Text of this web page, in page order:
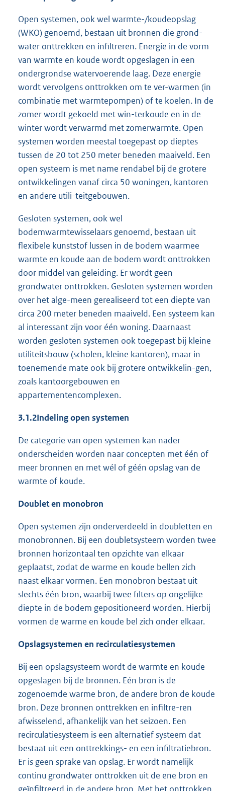
Open systemen, ook wel warmte-/koudeopslag
(WKO) genoemd, bestaan uit bronnen die grond-
water onttrekken en infiltreren. Energie in de vorm
van warmte en koude wordt opgeslagen in een
ondergrondse watervoerende laag. Deze energie
wordt vervolgens onttrokken om te ver-warmen (in
combinatie met warmtepompen) of te koelen. In de
zomer wordt gekoeld met win-terkoude en in de
winter wordt verwarmd met zomerwarmte. Open
systemen worden meestal toegepast op dieptes
tussen de 20 tot 250 meter beneden maaiveld. Een
open systeem is met name rendabel bij de grotere
ontwikkelingen vanaf circa 50 woningen, kantoren
en andere utili-teitgebouwen.
Gesloten systemen, ook wel
bodemwarmtewisselaars genoemd, bestaan uit
flexibele kunststof lussen in de bodem waarmee
warmte en koude aan de bodem wordt onttrokken
door middel van geleiding. Er wordt geen
grondwater onttrokken. Gesloten systemen worden
over het alge-meen gerealiseerd tot een diepte van
circa 200 meter beneden maaiveld. Een systeem kan
al interessant zijn voor één woning. Daarnaast
worden gesloten systemen ook toegepast bij kleine
utiliteitsbouw (scholen, kleine kantoren), maar in
toenemende mate ook bij grotere ontwikkelin-gen,
zoals kantoorgebouwen en
appartementencomplexen.
3.1.2Indeling open systemen
De categorie van open systemen kan nader
onderscheiden worden naar concepten met één of
meer bronnen en met wél of géén opslag van de
warmte of koude.
Doublet en monobron
Open systemen zijn onderverdeeld in doubletten en
monobronnen. Bij een doubletsysteem worden twee
bronnen horizontaal ten opzichte van elkaar
geplaatst, zodat de warme en koude bellen zich
naast elkaar vormen. Een monobron bestaat uit
slechts één bron, waarbij twee filters op ongelijke
diepte in de bodem gepositioneerd worden. Hierbij
vormen de warme en koude bel zich onder elkaar.
Opslagsystemen en recirculatiesystemen
Bij een opslagsysteem wordt de warmte en koude
opgeslagen bij de bronnen. Eén bron is de
zogenoemde warme bron, de andere bron de koude
bron. Deze bronnen onttrekken en infiltre-ren
afwisselend, afhankelijk van het seizoen. Een
recirculatiesysteem is een alternatief systeem dat
bestaat uit een onttrekkings- en een infiltratiebron.
Er is geen sprake van opslag. Er wordt namelijk
continu grondwater onttrokken uit de ene bron en